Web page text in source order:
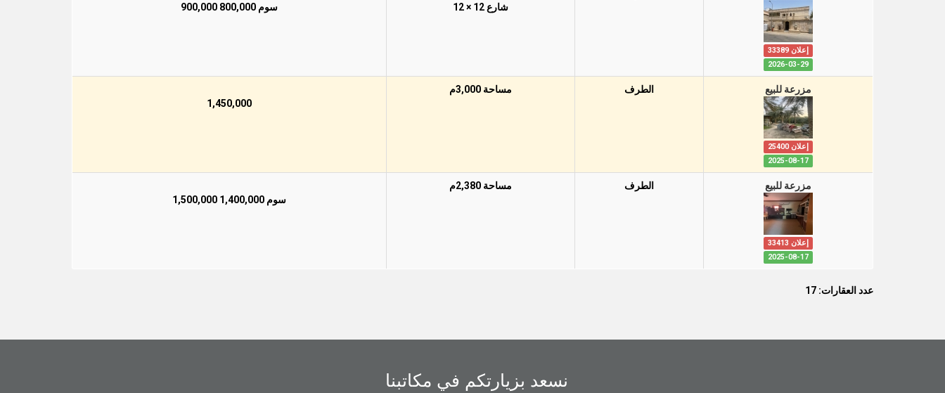
إعلان 33389
2026-03-29
شارع 12 × 12
سوم 800,000 900,000
مزرعة للبيع
إعلان 25400
2025-08-17
الطرف
مساحة 3,000م
1,450,000
مزرعة للبيع
إعلان 33413
2025-08-17
الطرف
مساحة 2,380م
سوم 1,400,000 1,500,000
عدد العقارات: 17
نسعد بزيارتكم في مكاتبنا